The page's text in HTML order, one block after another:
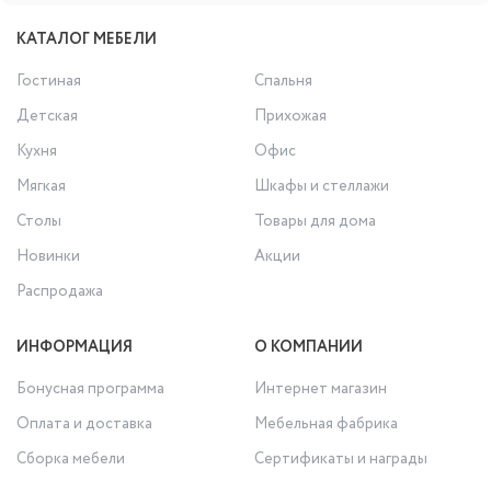
КАТАЛОГ МЕБЕЛИ
Гостиная
Спальня
Детская
Прихожая
Кухня
Офис
Мягкая
Шкафы и стеллажи
Столы
Товары для дома
Новинки
Акции
Распродажа
ИНФОРМАЦИЯ
Бонусная программа
Оплата и доставка
Сборка мебели
О КОМПАНИИ
Интернет магазин
Мебельная фабрика
Сертификаты и награды